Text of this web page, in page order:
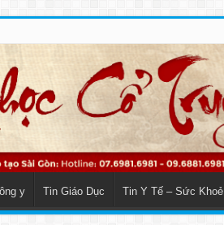
y Tin Giáo Dục Tin Y Tế – Sức Khoẻ